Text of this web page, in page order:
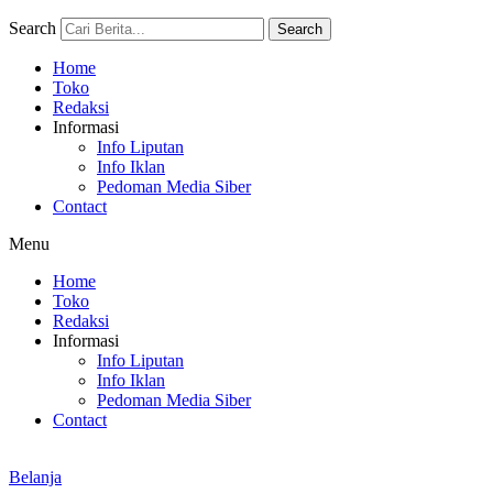
Search Search
Home
Toko
Redaksi
Informasi
Info Liputan
Info Iklan
Pedoman Media Siber
Contact
Menu
Home
Toko
Redaksi
Informasi
Info Liputan
Info Iklan
Pedoman Media Siber
Contact
Belanja